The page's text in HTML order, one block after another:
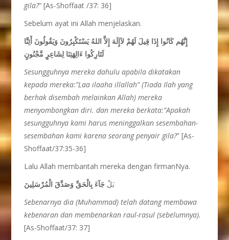
gila?” [As-Shoffaat /37: 36]
Sebelum ayat ini Allah menjelaskan.
إِنَّهُم كَانُوا إِذَا قِيلَ لَهُمْ لآإِلَهَ إِلاَّ اللهُ يَسْتَكْبِرُونَ وَيَقُولُونَ أَئِنَّا
لَتَارِكُوا ءَالِهَتِنَا لِشَاعِرٍ مَّجْنُونٍ
Sesungguhnya mereka dahulu apabila dikatakan
kepada mereka:”Laa ilaaha illallah” (Tiada Ilah yang
berhak disembah melainkan Allah) mereka
menyombongkan diri. dan mereka berkata:”Apakah
sesungguhnya kami harus meninggalkan sesembahan-
sesembahan kami karena seorang penyair gila?” [As-
Shoffaat/37:35-36]
Lalu Allah membantah mereka dengan firmanNya.
بَلْ جَآءَ بِالْحَقِّ وَصَدَّقَ الْمُرْسَلِينَ
Sebenarnya dia (Muhammad) telah datang membawa
kebenaran dan membenarkan raul-rasul (sebelumnya).
[As-Shoffaat/37: 37]